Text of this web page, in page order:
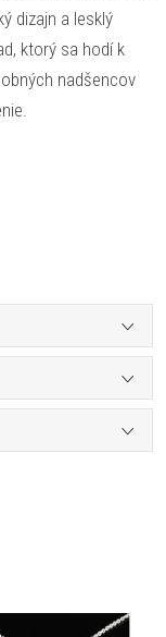
dizajn a lesklý
ktorý sa hodí k
nadšencov